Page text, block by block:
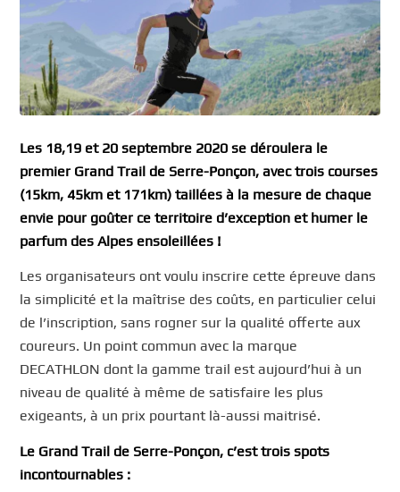
Les 18,19 et 20 septembre 2020 se déroulera le
premier Grand Trail de Serre-Ponçon, avec trois courses
(15km, 45km et 171km) taillées à la mesure de chaque
envie pour goûter ce territoire d’exception et humer le
parfum des Alpes ensoleillées !
Les organisateurs ont voulu inscrire cette épreuve dans
la simplicité et la maîtrise des coûts, en particulier celui
de l’inscription, sans rogner sur la qualité offerte aux
coureurs. Un point commun avec la marque
DECATHLON dont la gamme trail est aujourd’hui à un
niveau de qualité à même de satisfaire les plus
exigeants, à un prix pourtant là-aussi maitrisé.
Le Grand Trail de Serre-Ponçon, c’est trois spots
incontournables :